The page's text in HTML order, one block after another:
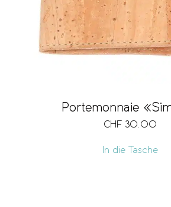
Portemonnaie
CHF 30.00
In die Tasche